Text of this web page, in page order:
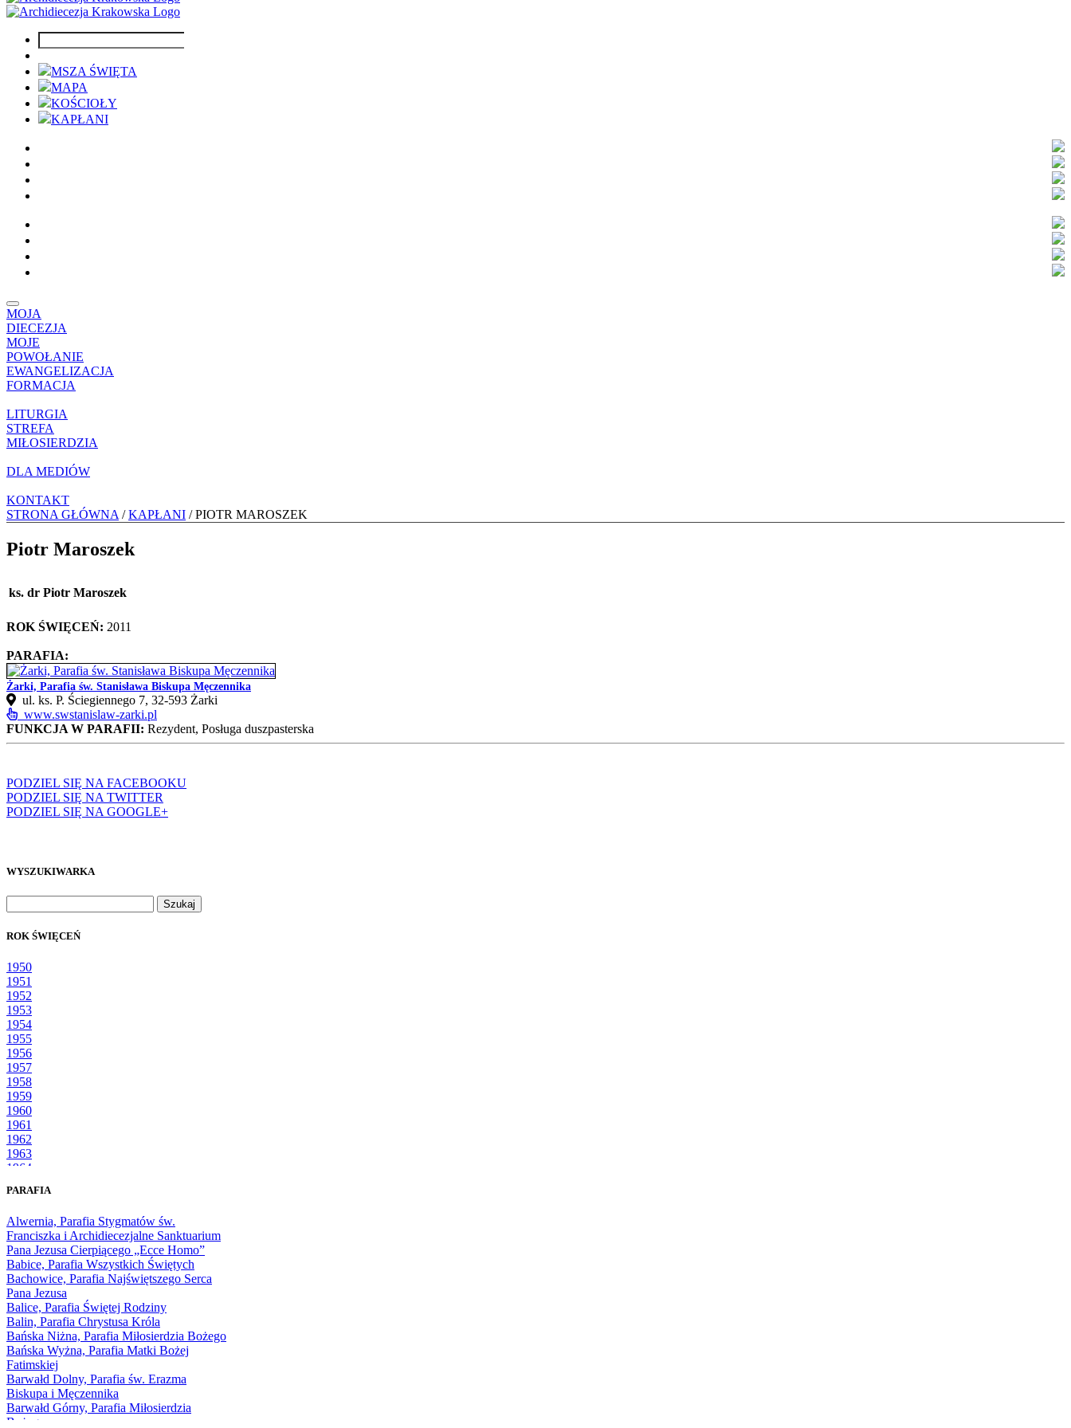
MSZA ŚWIĘTA
MAPA
KOŚCIOŁY
KAPŁANI
MOJA
DIECEZJA
MOJE
POWOŁANIE
EWANGELIZACJA
FORMACJA
LITURGIA
STREFA
MIŁOSIERDZIA
DLA MEDIÓW
KONTAKT
STRONA GŁÓWNA /KAPŁANI / PIOTR MAROSZEK
Piotr Maroszek
ks. dr Piotr Maroszek
ROK ŚWIĘCEŃ: 2011
PARAFIA:
Żarki, Parafia św. Stanisława Biskupa Męczennika
ul. ks. P. Ściegiennego 7, 32‑593 Żarki
www.swstanislaw-zarki.pl
FUNKCJA W PARAFII: Rezydent, Posługa duszpasterska
PODZIEL SIĘ NA FACEBOOKU
PODZIEL SIĘ NA TWITTER
PODZIEL SIĘ NA GOOGLE+
WYSZUKIWARKA
ROK ŚWIĘCEŃ
1950
1951
1952
1953
1954
1955
1956
1957
1958
1959
1960
1961
1962
1963
1964
1966
1968
1969
1970
1971
1972
1973
1974
1975
1976
1977
1978
1979
1980
1981
PARAFIA
Alwernia, Parafia Stygmatów św.
Franciszka i Archidiecezjalne Sanktuarium
Pana Jezusa Cierpiącego „Ecce Homo”
Babice, Parafia Wszystkich Świętych
Bachowice, Parafia Najświętszego Serca
Pana Jezusa
Balice, Parafia Świętej Rodziny
Balin, Parafia Chrystusa Króla
Bańska Niżna, Parafia Miłosierdzia Bożego
Bańska Wyżna, Parafia Matki Bożej
Fatimskiej
Barwałd Dolny, Parafia św. Erazma
Biskupa i Męczennika
Barwałd Górny, Parafia Miłosierdzia
Bożego